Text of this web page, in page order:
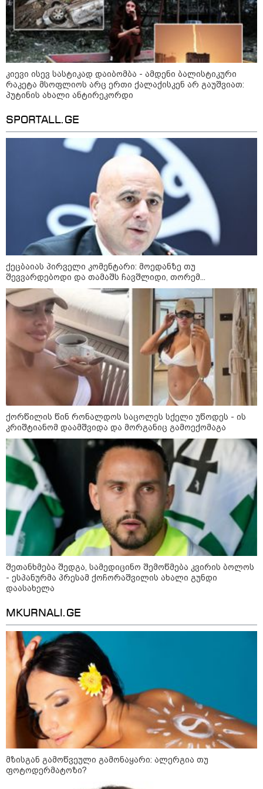
იქნება როგორც საცალო, ასევე
ონლაინ გაყიდვის რეჟიმი" -
გივი მიქანაძე
კატეგორიის ყველა სიახლე
კატეგორიები
6
დღის ზოგადი
ასტროლოგიური
პროგნოზი
მოიმატებს მოტივაცია და აქტიური მოქმედების სურვილი.
კარგი დროა იმ საქმეების წამოსაწყებად, რომლებიც დიდ
ძალისხმევასა და ინიციატივას მოითხოვს. თავდაჯერებულობა
და პოზიტიური განწყობა დაგეხმარებათ, რომ დასახულ
მიზნებს ეტაპობრივად მიაღწიოთ.
რა უნდა გავაკეთოთ პირველ
რიგში შუქის გამორთვისას: 5
მნიშვნელოვანი ნაბიჯი
დასვენება მშობლებისთვისაც
1-დღიანი ტურები თბილისიდან:
სად წავიდეთ დილით და
დავბრუნდეთ საღამოს?
კიევი ისევ სასტიკად დაიბომბა - ამდენი ბალისტიკური
რაკეტა მსოფლიოს არც ერთი ქალაქისკენ არ გაუშვიათ:
პუტინის ახალი ანტირეკორდი
SPORTALL.GE
ქეცბაიას პირველი კომენტარი: მოედანზე თუ
შევვარდებოდი და თამაშს ჩავშლიდი, თორემ...
ქორწილის წინ რონალდოს საცოლეს სქელი უწოდეს - ის
კრიშტიანომ დაამშვიდა და მორგანიც გამოექომაგა
შეთანხმება შედგა, სამედიცინო შემოწმება კვირის ბოლოს
- ესპანურმა პრესამ ქოჩორაშვილის ახალი გუნდი
დაასახელა
MKURNALI.GE
მზისგან გამოწვეული გამონაყარი: ალერგია თუ
ფოტოდერმატოზი?